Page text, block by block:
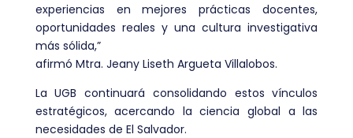
experiencias en mejores prácticas docentes,
oportunidades reales y una cultura investigativa
más sólida,”
afirmó Mtra. Jeany Liseth Argueta Villalobos.
La UGB continuará consolidando estos vínculos
estratégicos, acercando la ciencia global a las
necesidades de El Salvador.